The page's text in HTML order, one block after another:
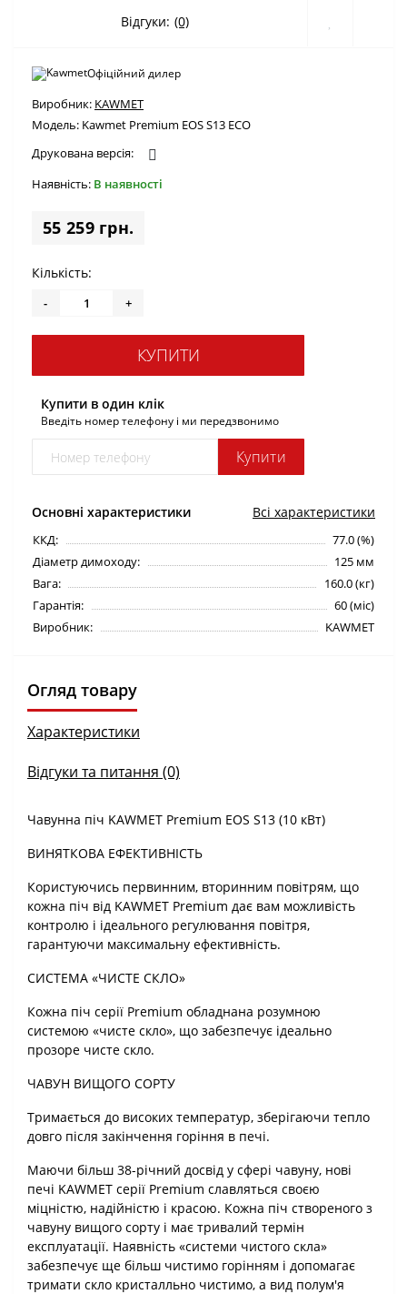
Відгуки: (0)
Виробник: KAWMET
Модель: Kawmet Premium EOS S13 ECO
Друкована версія:
Наявність: В наявності
55 259 грн.
Офіційний дилер
Основні характеристики Всі характеристики
ККД:
77.0 (%)
Діаметр димоходу:
125 мм
Вага:
160.0 (кг)
Гарантія:
60 (міс)
Виробник:
KAWMET
Кількість:
- +
КУПИТИ
Купити в один клік
Введіть номер телефону і ми передзвонимо
Купити
Огляд товару
Характеристики
Відгуки та питання (0)
Чавунна піч KAWMET Premium EOS S13 (10 кВт)
ВИНЯТКОВА ЕФЕКТИВНІСТЬ
Користуючись первинним, вторинним повітрям, що
кожна піч від KAWMET Premium дає вам можливість
контролю і ідеального регулювання повітря,
гарантуючи максимальну ефективність.
СИСТЕМА «ЧИСТЕ СКЛО»
Кожна піч серії Premium обладнана розумною
системою «чисте скло», що забезпечує ідеально
прозоре чисте скло.
ЧАВУН ВИЩОГО СОРТУ
Тримається до високих температур, зберігаючи тепло
довго після закінчення горіння в печі.
Маючи більш 38-річний досвід у сфері чавуну, нові
печі KAWMET серії Premium славляться своєю
міцністю, надійністю і красою. Кожна піч створеного з
чавуну вищого сорту і має тривалий термін
експлуатації. Наявність «системи чистого скла»
забезпечує ще більш чистимо горінням і допомагає
тримати скло кристалльно чистимо, а вид полум'я